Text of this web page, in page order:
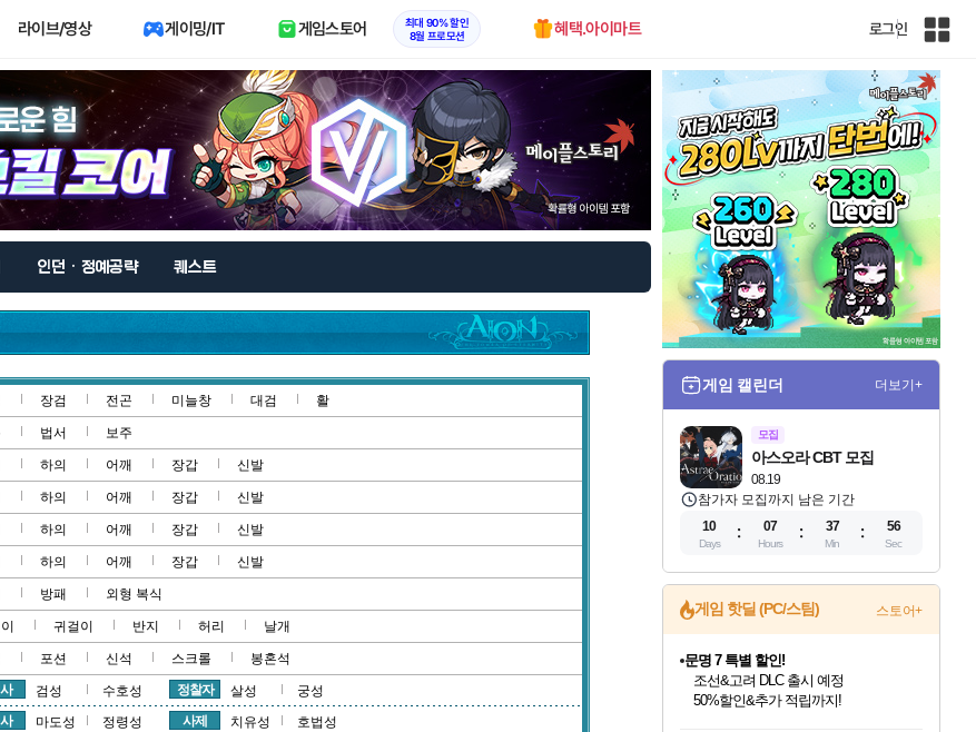
라이브/영상 게이밍/IT 게임스토어
최대 90% 할인
8월 프로모션
혜택.아이마트 로그인
인
전
체
사
이
인던 · 정예공략 퀘스트
장검 전곤 미늘창 대검 활
법서 보주
하의 어깨 장갑 신발
하의 어깨 장갑 신발
하의 어깨 장갑 신발
하의 어깨 장갑 신발
방패 외형 복식
귀걸이 반지 허리 날개
포션 신석 스크롤 봉혼석
검성 수호성 정찰자 살성
궁성
마도성 정령성 사제 치유성 호법성
게임 캘린더 더보기+
모집
08.19
아스오라 CBT 모집
참가자 모집까지 남은 기간
10
Days
07
Hours
37
Min
55
Sec
게임 핫딜 (PC/스팀) 스토어+
문명 7 특별 할인!
조선&고려 DLC 출시 예정
50%할인&추가 적립까지!
마블 투혼 파이팅 소울즈 정식출시!
마블 히어로 총 출동&화려한 격투!
네이버 포인트 혜택까지!